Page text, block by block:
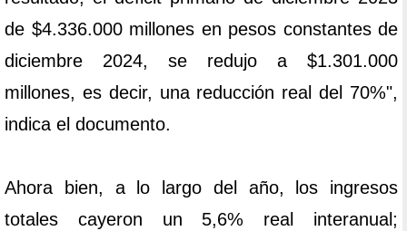
de $4.336.000 millones en pesos constantes de
diciembre 2024, se redujo a $1.301.000
millones, es decir, una reducción real del 70%",
indica el documento.
Ahora bien, a lo largo del año, los ingresos
totales cayeron un 5,6% real interanual;